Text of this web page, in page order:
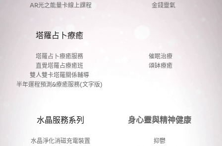
AR光之能量卡線上課程
金錢靈氣
塔羅占卜療癒
塔羅占卜療癒服務
直覺塔羅占療癒班
雙人雙卡塔羅關係輔導
半年運程預測&療癒服務(文字版)
催眠治療
頌缽療癒
水晶服務系列
水晶淨化消磁充電裝置
身心靈與精神健康
抑鬱